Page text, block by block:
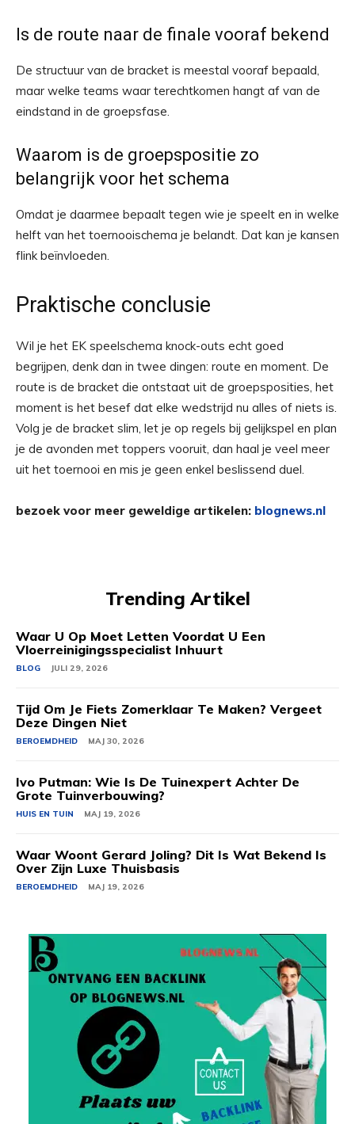
Is de route naar de finale vooraf bekend
De structuur van de bracket is meestal vooraf bepaald,
maar welke teams waar terechtkomen hangt af van de
eindstand in de groepsfase.
Waarom is de groepspositie zo
belangrijk voor het schema
Omdat je daarmee bepaalt tegen wie je speelt en in welke
helft van het toernooischema je belandt. Dat kan je kansen
flink beïnvloeden.
Praktische conclusie
Wil je het EK speelschema knock-outs echt goed
begrijpen, denk dan in twee dingen: route en moment. De
route is de bracket die ontstaat uit de groepsposities, het
moment is het besef dat elke wedstrijd nu alles of niets is.
Volg je de bracket slim, let je op regels bij gelijkspel en plan
je de avonden met toppers vooruit, dan haal je veel meer
uit het toernooi en mis je geen enkel beslissend duel.
bezoek voor meer geweldige artikelen: blognews.nl
Trending Artikel
Waar U Op Moet Letten Voordat U Een
Vloerreinigingsspecialist Inhuurt
BLOG JULI 29, 2026
Tijd Om Je Fiets Zomerklaar Te Maken? Vergeet
Deze Dingen Niet
BEROEMDHEID MAJ 30, 2026
Ivo Putman: Wie Is De Tuinexpert Achter De
Grote Tuinverbouwing?
HUIS EN TUIN MAJ 19, 2026
Waar Woont Gerard Joling? Dit Is Wat Bekend Is
Over Zijn Luxe Thuisbasis
BEROEMDHEID MAJ 19, 2026